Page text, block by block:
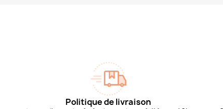
Politique de livraison